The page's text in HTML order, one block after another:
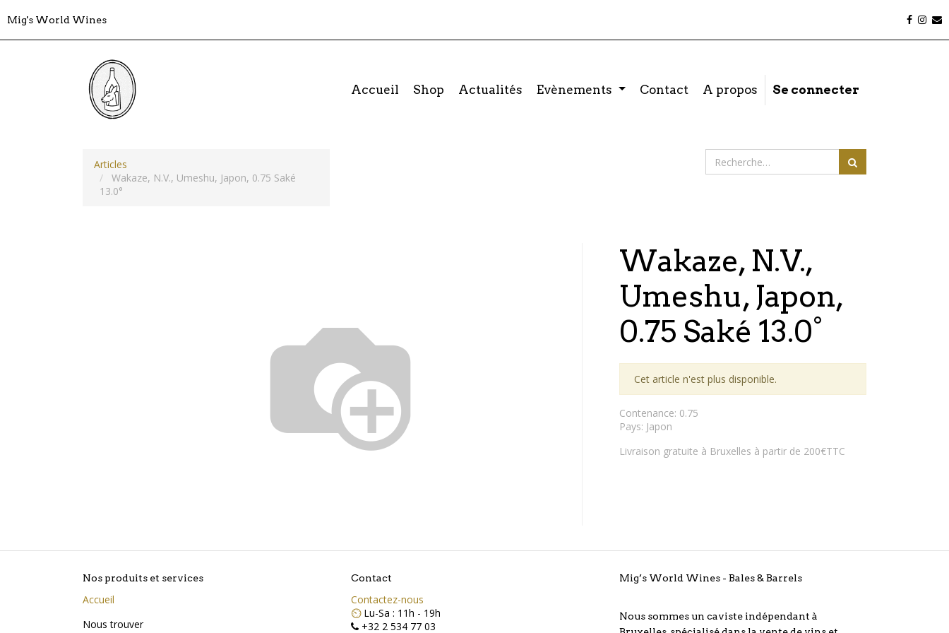
Mig's World Wines
Accueil Shop Actualités Evènements Contact A propos Se connecter
Articles
Wakaze, N.V., Umeshu, Japon, 0.75 Saké
13.0°
Wakaze, N.V.,
Umeshu, Japon,
0.75 Saké 13.0°
Cet article n'est plus disponible.
Contenance: 0.75
Pays: Japon
Livraison gratuite à Bruxelles à partir de 200€TTC
Nos produits et services
Accueil
Nous trouver
Contact
Contactez-nous
⏲️ Lu-Sa : 11h - 19h
+32 2 534 77 03
Mig’s World Wines - Bales & Barrels
Nous sommes un caviste indépendant à